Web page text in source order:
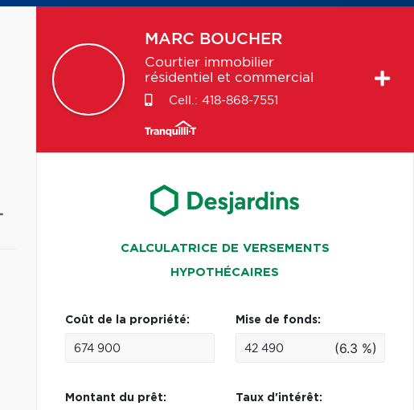
MARC BOUCHER
Courtier immobilier
résidentiel et commercial
Cell.: 418-868-7551
CALCULATRICE DE VERSEMENTS
HYPOTHÉCAIRES
Coût de la propriété: Mise de fonds:
(6.3 %)
Montant du prêt: Taux d'intérêt: